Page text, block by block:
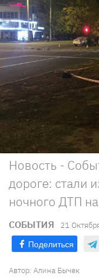
Новость -
дороге: стали
ночного ДТП
СОБЫТИЯ 21
Поделиться
Автор: Алина Бычек